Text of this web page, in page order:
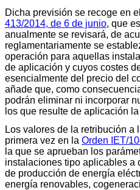
Dicha previsión se recoge en el
413/2014, de 6 de junio, que
anualmente se revisará, de
reglamentariamente se
operación para aquellas
de aplicación y cuyos costes
esencialmente del precio del
añade que, como
podrán eliminar ni incorporar
los que resulte de aplicación
Los valores de la retribución a
primera vez en la Orden IET/
la que se aprueban los
instalaciones tipo aplicables a
de producción de energía
energía renovables,